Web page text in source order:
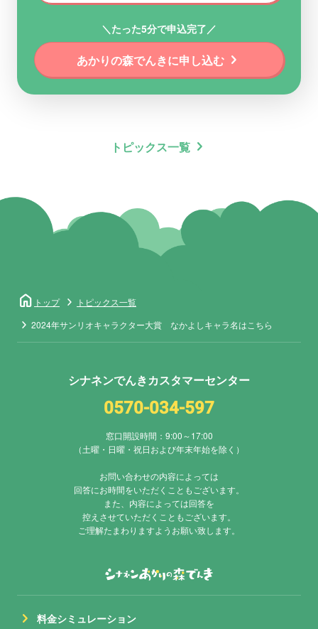
＼たった5分で申込完了／
あかりの森でんきに申し込む chevron_right
トピックス一覧 chevron_right
home トップ
トピックス一覧
2024年サンリオキャラクター大賞 なかよしキャラ名はこちら
シナネンでんきカスタマーセンター
0570-034-597
窓口開設時間：9:00～17:00
（土曜・日曜・祝日および年末年始を除く）
お問い合わせの内容によっては
回答にお時間をいただくこともございます。
また、内容によっては回答を
控えさせていただくこともございます。
ご理解たまわりますようお願い致します。
chevron_right 料金シミュレーション